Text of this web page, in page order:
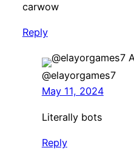
carwow
Reply
@elayorgames7
May 11, 2024
Literally bots
Reply